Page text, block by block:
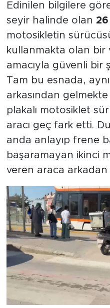
Edinilen bilgilere
seyir halinde olan 26
motosikletin
kullanmakta olan bir
amacıyla güvenli bir
Tam bu esnada,
arkasından
plakalı motosiklet
aracı geç fark etti.
anda anlayıp frene
başaramayan ikinci
veren araca arkadan